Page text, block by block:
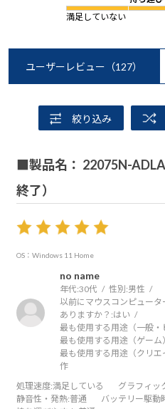
満足していない
ユーザーレビュー （127）
絞り込み
■製品名： 22075N-
終了）
OS：Windows 11 Home
no name
年代:30代 性別:男性
以前にマウスコンピュー
ありますか？:はい
最も使用する用途（一般・
最も使用する用途（ゲーム
最も使用する用途（クリエ
作
処理速度:満足している グラフィッ
静音性・発熱:普通 バッテリー駆動